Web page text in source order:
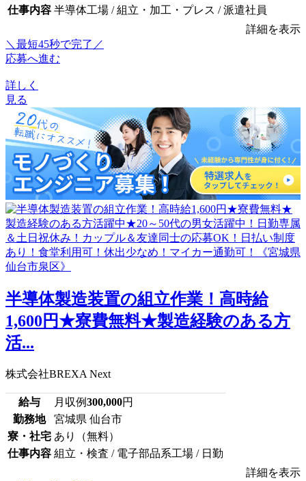
仕事内容 半導体工場 / 組立・加工・プレス / 派遣社員
詳細を表示
＼最短45秒で完了／
応募へ進む
詳しく
見る
半導体製造装置の組立作業！高時給
1,600円★寮費無料★製造経験のある方
活...
株式会社BREXA Next
給与 月収例300,000円
勤務地
宮城県 仙台市
寮・社宅 あり（無料）
仕事内容 組立・検査 / 電子部品系工場 / 日勤
詳細を表示